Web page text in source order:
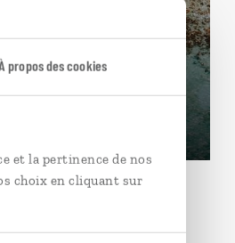
À propos des cookies
et la pertinence de nos
choix en cliquant sur
à la barrière de
Belize.
/ 11 nuits